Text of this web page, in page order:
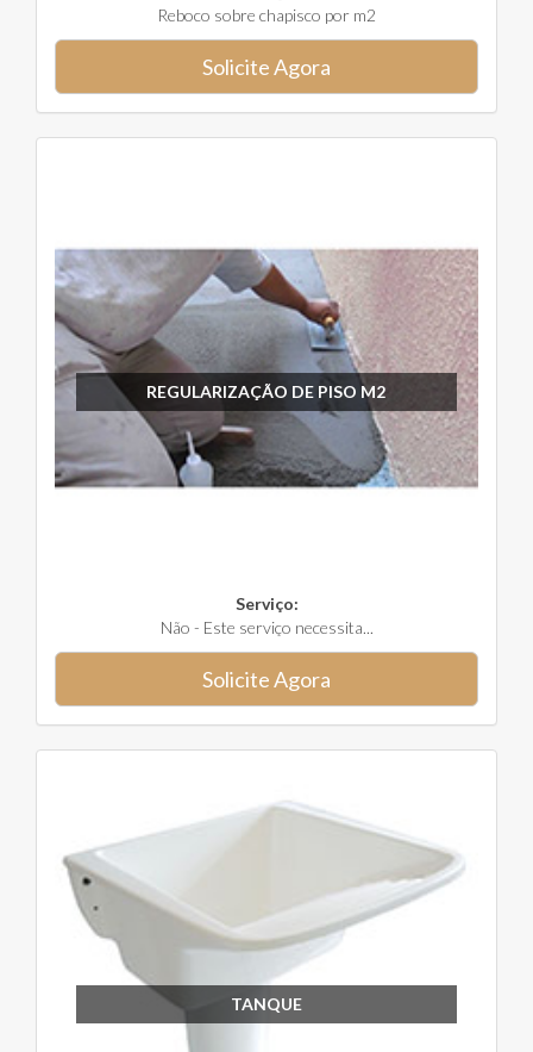
Reboco sobre chapisco por m2
Solicite Agora
REGULARIZAÇÃO DE PISO M2
Serviço:
Não - Este serviço necessita...
Solicite Agora
TANQUE